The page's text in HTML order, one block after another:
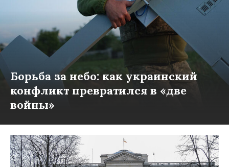
Борьба за небо: как украинский
конфликт превратился в «две
войны»